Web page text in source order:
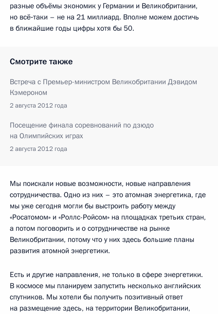
разные объёмы экономик у Германии и Великобритании,
но всё‑таки – не на 21 миллиард. Вполне можем достичь
в ближайшие годы цифры хотя бы 50.
Смотрите также
Встреча с Премьер-министром Великобритании Дэвидом
Кэмероном
2 августа 2012 года
Посещение финала соревнований по дзюдо
на Олимпийских играх
2 августа 2012 года
Мы поискали новые возможности, новые направления
сотрудничества. Одно из них – это атомная энергетика, где
мы уже сегодня могли бы выстроить работу между
«Росатомом» и «Роллс-Ройсом» на площадках третьих стран,
а потом поговорить и о сотрудничестве на рынке
Великобритании, потому что у них здесь большие планы
развития атомной энергетики.
Есть и другие направления, не только в сфере энергетики.
В космосе мы планируем запустить несколько английских
спутников. Мы хотели бы получить позитивный ответ
на размещение здесь, на территории Великобритании,